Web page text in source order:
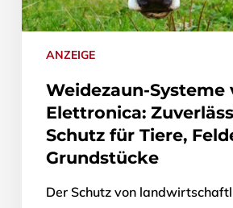
ANZEIGE
Weidezaun-Systeme
Elettronica:
Schutz für Tiere,
Grundstücke
Der Schutz von